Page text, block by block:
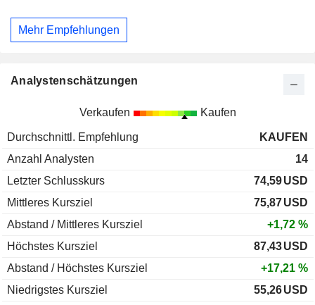
Mehr Empfehlungen
Analystenschätzungen
Verkaufen Kaufen
Durchschnittl. Empfehlung
KAUFEN
Anzahl Analysten
14
Letzter Schlusskurs
74,59USD
Mittleres Kursziel
75,87USD
Abstand / Mittleres Kursziel
+1,72 %
Höchstes Kursziel
87,43USD
Abstand / Höchstes Kursziel
+17,21 %
Niedrigstes Kursziel
55,26USD